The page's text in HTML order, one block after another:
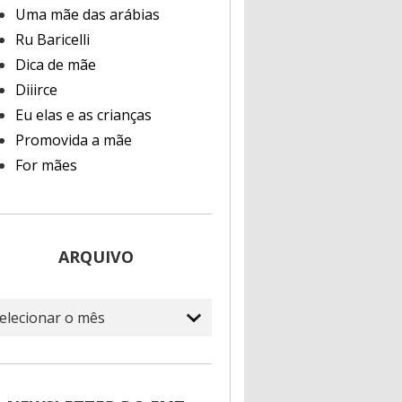
Uma mãe das arábias
Ru Baricelli
Dica de mãe
Diiirce
Eu elas e as crianças
Promovida a mãe
For mães
ARQUIVO